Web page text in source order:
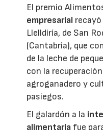
El premio
empresarial
Llelldiría, de San
(Cantabria), que
de la leche de
con la
agroganadero y
pasiegos.
El galardón a la
alimentaria fue